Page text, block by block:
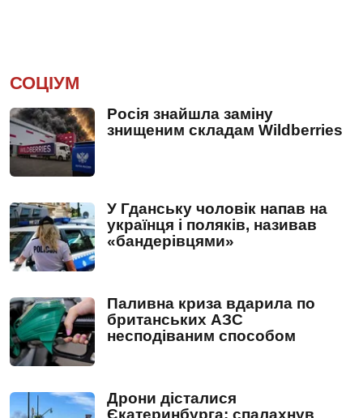
СОЦІУМ
Росія знайшла заміну
знищеним складам Wildberries
У Гданську чоловік напав на
українця і поляків, називав
«бандерівцями»
Паливна криза вдарила по
британських АЗС
несподіваним способом
Дрони дісталися
Єкатеринбурга: спалахнув